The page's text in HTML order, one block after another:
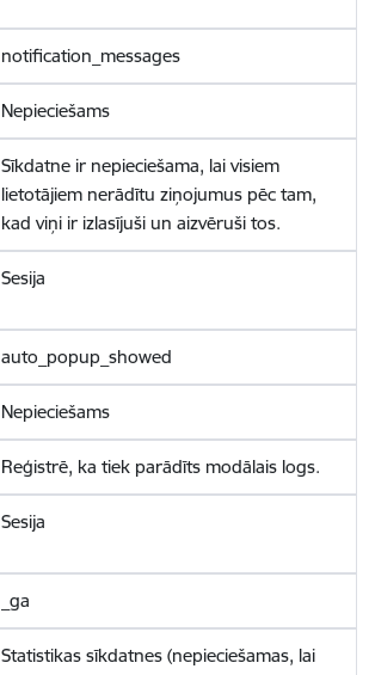
notification_messages
Nepieciešams
Sīkdatne ir nepieciešama, lai visiem
lietotājiem nerādītu ziņojumus pēc tam,
kad viņi ir izlasījuši un aizvēruši tos.
Sesija
auto_popup_showed
Nepieciešams
Reģistrē, ka tiek parādīts modālais logs.
Sesija
_ga
Statistikas sīkdatnes (nepieciešamas, lai